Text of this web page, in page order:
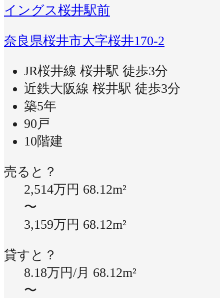
イングス桜井駅前
奈良県桜井市大字桜井170-2
JR桜井線 桜井駅 徒歩3分
近鉄大阪線 桜井駅 徒歩3分
築5年
90戸
10階建
売ると？
2,514万円 68.12m²
〜
3,159万円 68.12m²
貸すと？
8.18万円/月 68.12m²
〜